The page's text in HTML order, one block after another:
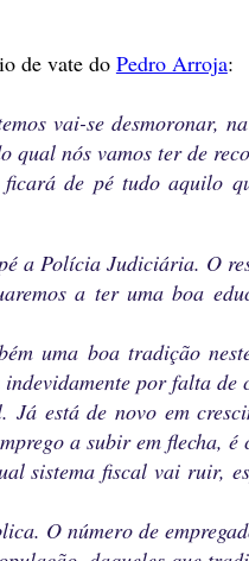
de vate do Pedro Arroja:
vai-se desmoronar,
qual nós vamos ter de
de pé tudo aquilo
a Polícia Judiciária. O
a ter uma boa
uma boa tradição
por falta de
Já está de novo em
a subir em flecha, é
sistema fiscal vai ruir,
O número de